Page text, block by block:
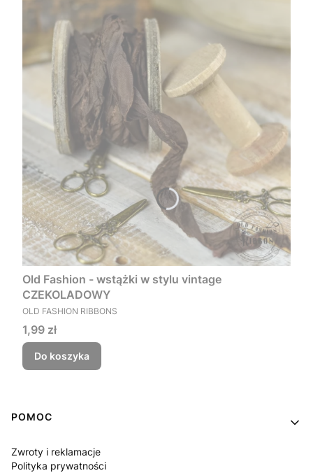
Old Fashion - wstążki w stylu vintage
CZEKOLADOWY
PRODUCENT
OLD FASHION RIBBONS
Cena
1,99 zł
Do koszyka
Linki w stopce
POMOC
Zwroty i reklamacje
Polityka prywatności